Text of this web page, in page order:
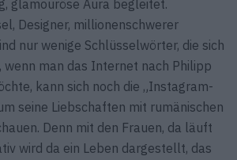
glamouröse Aura begleitet.
Designer, millionenschwerer
nur wenige Schlüsselwörter, die sich
wenn man das Internet nach Philipp
kann sich noch die „Instagram-
seine Liebschaften mit rumänischen
Denn mit den Frauen, da läuft
wird da ein Leben dargestellt, das